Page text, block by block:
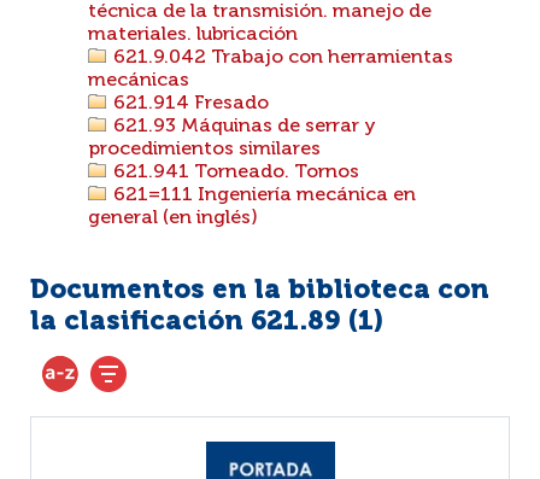
técnica de la transmisión. manejo de
materiales. lubricación
621.9.042 Trabajo con herramientas
mecánicas
621.914 Fresado
621.93 Máquinas de serrar y
procedimientos similares
621.941 Torneado. Tornos
621=111 Ingeniería mecánica en
general (en inglés)
Documentos en la biblioteca con
la clasificación 621.89 (1)